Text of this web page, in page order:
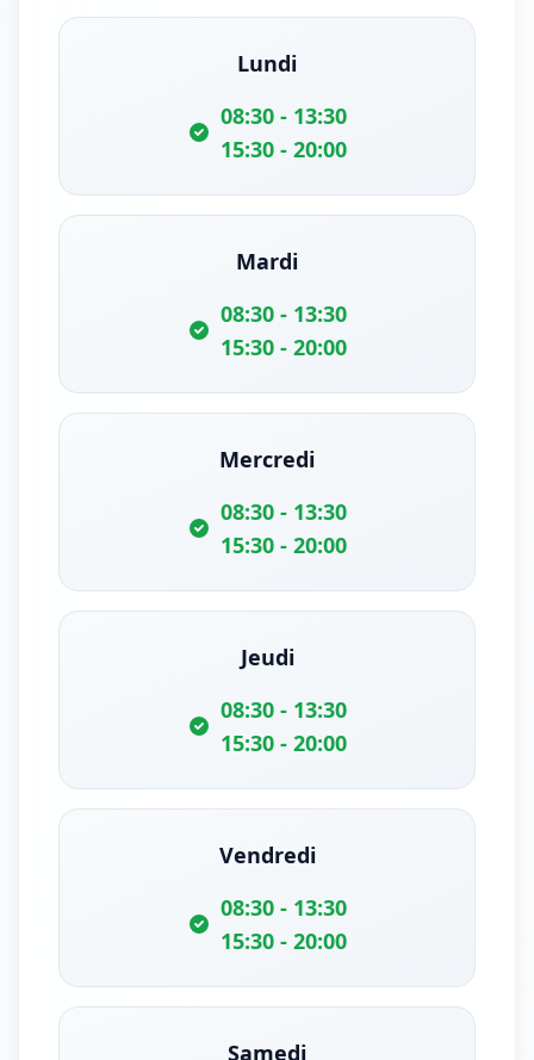
Lundi
08:30 - 13:30
15:30 - 20:00
Mardi
08:30 - 13:30
15:30 - 20:00
Mercredi
08:30 - 13:30
15:30 - 20:00
Jeudi
08:30 - 13:30
15:30 - 20:00
Vendredi
08:30 - 13:30
15:30 - 20:00
Samedi